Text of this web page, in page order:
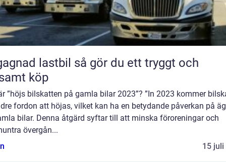
lastbil så gör du ett tryggt och
köp
”höjs bilskatten på gamla bilar 2023”? ”In 2023 kommer
fordon att höjas, vilket kan ha en betydande påverkan på
bilar. Denna åtgärd syftar till att minska föroreningar och
övergån...
15 juli